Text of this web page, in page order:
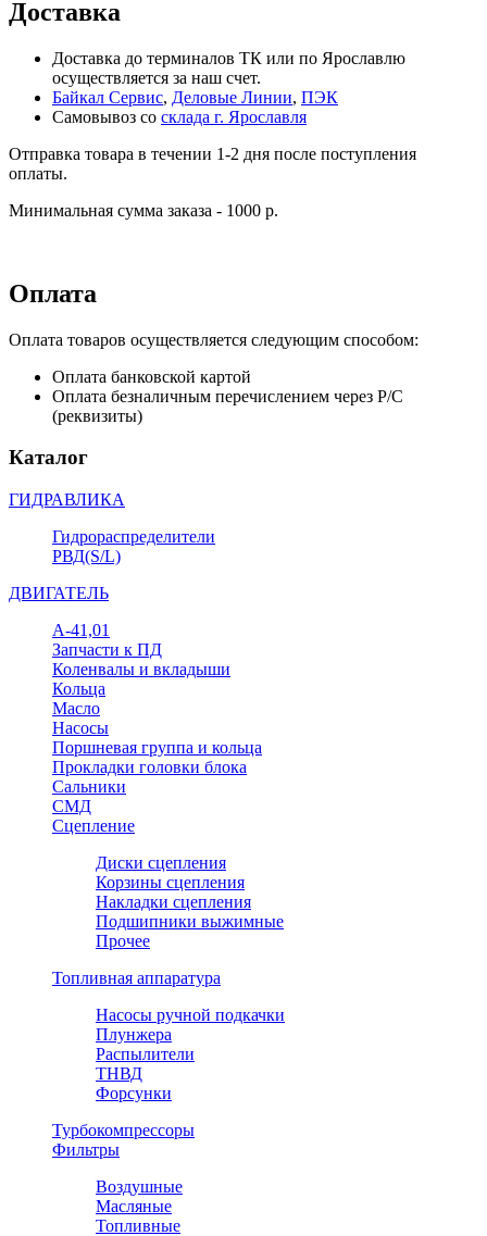
Доставка
Доставка до терминалов ТК или по Ярославлю
осуществляется за наш счет.
Байкал Сервис, Деловые Линии, ПЭК
Самовывоз со склада г. Ярославля
Отправка товара в течении 1-2 дня после поступления
оплаты.
Минимальная сумма заказа - 1000 р.
Оплата
Оплата товаров осуществляется следующим способом:
Оплата банковской картой
Оплата безналичным перечислением через Р/С
(реквизиты)
Каталог
ГИДРАВЛИКА
Гидрораспределители
РВД(S/L)
ДВИГАТЕЛЬ
А-41,01
Запчасти к ПД
Коленвалы и вкладыши
Кольца
Масло
Насосы
Поршневая группа и кольца
Прокладки головки блока
Сальники
СМД
Сцепление
Диски сцепления
Корзины сцепления
Накладки сцепления
Подшипники выжимные
Прочее
Топливная аппаратура
Насосы ручной подкачки
Плунжера
Распылители
ТНВД
Форсунки
Турбокомпрессоры
Фильтры
Воздушные
Масляные
Топливные